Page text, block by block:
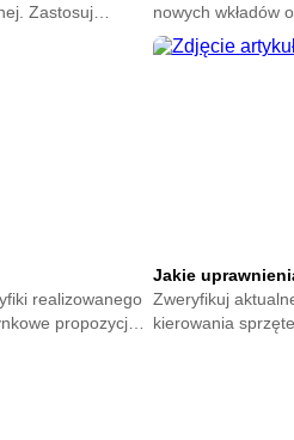
Zastosuj
układu
nowych wkładów
bariery wymagają
maszyny.
realizowanego
propozycje i
Jakie
Zweryfikuj
kierowania